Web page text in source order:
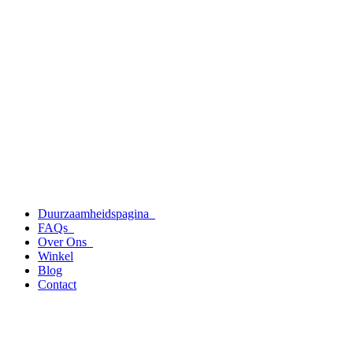
Duurzaamheidspagina
FAQs
Over Ons
Winkel
Blog
Contact